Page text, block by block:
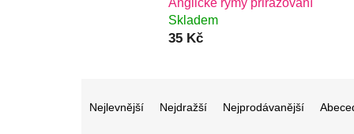
Skladem
35 Kč
aNejlevnější Nejdražší Nejprodávanější